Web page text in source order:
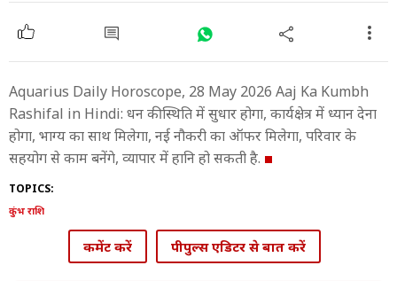
Aquarius Daily Horoscope, 28 May 2026 Aaj Ka Kumbh
Rashifal in Hindi: धन की स्थिति में सुधार होगा, कार्यक्षेत्र में ध्यान देना
होगा, भाग्य का साथ मिलेगा, नई नौकरी का ऑफर मिलेगा, परिवार के
सहयोग से काम बनेंगे, व्यापार में हानि हो सकती है.
TOPICS:
कुंभ राशि
कमेंट करें पीपुल्स एडिटर से बात करें